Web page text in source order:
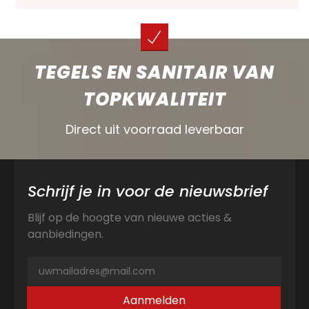
TEGELS EN SANITAIR VAN
TOPKWALITEIT
Direct uit voorraad leverbaar
Schrijf je in voor de nieuwsbrief
Blijf op de hoogte van nieuwe acties &
aanbiedingen.
Aanmelden